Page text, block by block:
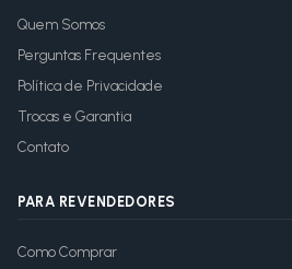
Quem Somos
Perguntas Frequentes
Política de Privacidade
Trocas e Garantia
Contato
PARA REVENDEDORES
Como Comprar